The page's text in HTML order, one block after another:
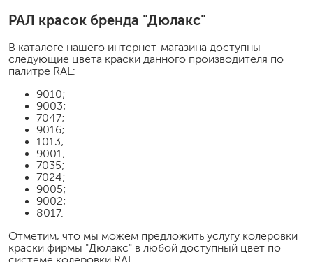
РАЛ красок бренда "Дюлакс"
В каталоге нашего интернет-магазина доступны
следующие цвета краски данного производителя по
палитре RAL:
9010;
9003;
7047;
9016;
1013;
9001;
7035;
7024;
9005;
9002;
8017.
Отметим, что мы можем предложить услугу колеровки
краски фирмы "Дюлакс" в любой доступный цвет по
системе колеровки RAL.